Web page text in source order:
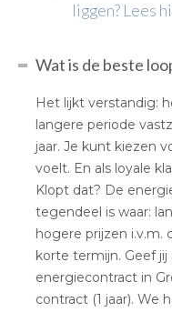
liggen? Lees
Wat is de beste
Het lijkt verstandig:
langere periode
jaar. Je kunt kiezen
voelt. En als loyale
Klopt dat? De
tegendeel is waar:
hogere prijzen i.v.m.
korte termijn. Geef
energiecontract in
contract (1 jaar). We